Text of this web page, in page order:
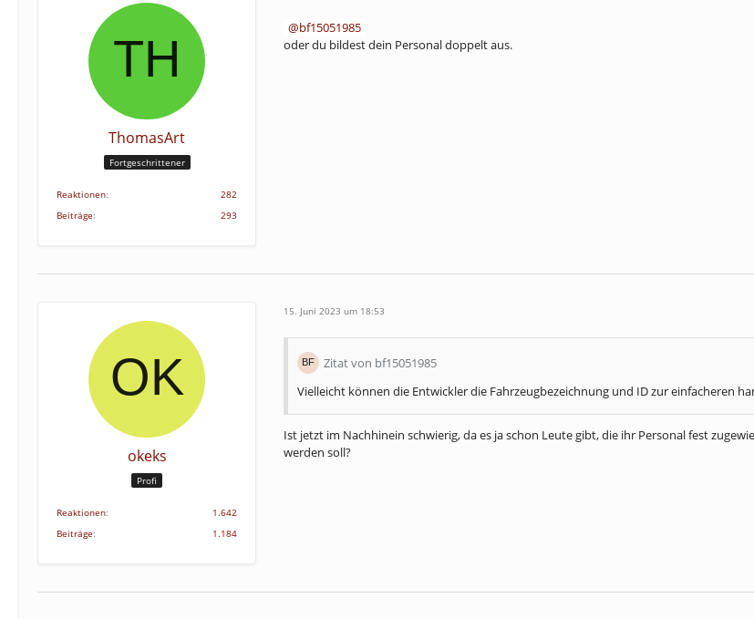
ThomasArt
Fortgeschrittener
Reaktionen
282
Beiträge
293
bf15051985
oder du bildest dein Personal doppelt aus.
okeks
Profi
Reaktionen
1.642
Beiträge
1.184
15. Juni 2023 um 18:53
Zitat von bf15051985
Vielleicht können die Entwickler die Fahrzeugbezeichnung und ID zur einfacheren
Ist jetzt im Nachhinein schwierig, da es ja schon Leute gibt, die ihr Personal fest
werden soll?